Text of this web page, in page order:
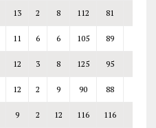
13 2 8 112 81
11 6 6 105 89
12 3 8 125 95
12 2 9 90 88
9 2 12 116 116